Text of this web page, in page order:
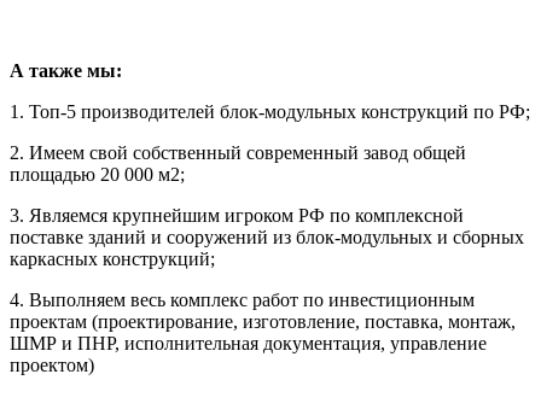
А также мы:
1. Топ-5 производителей блок-модульных конструкций по РФ;
2. Имеем свой собственный современный завод общей
площадью 20 000 м2;
3. Являемся крупнейшим игроком РФ по комплексной
поставке зданий и сооружений из блок-модульных и сборных
каркасных конструкций;
4. Выполняем весь комплекс работ по инвестиционным
проектам (проектирование, изготовление, поставка, монтаж,
ШМР и ПНР, исполнительная документация, управление
проектом)